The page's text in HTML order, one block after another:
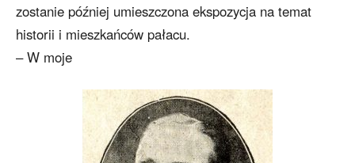
zostanie później umieszczona ekspozycja na temat
historii i mieszkańców pałacu.
– W moje